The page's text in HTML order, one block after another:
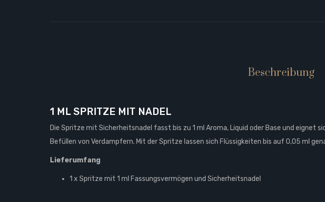
Beschreibung
1 ML SPRITZE MIT NADEL
Die Spritze mit Sicherheitsnadel fasst bis zu 1 ml Aroma, Liquid oder Base und
Befüllen von Verdampfern. Mit der Spritze lassen sich Flüssigkeiten bis auf 0,05 ml
Lieferumfang
1 x Spritze mit 1 ml Fassungsvermögen und Sicherheitsnadel